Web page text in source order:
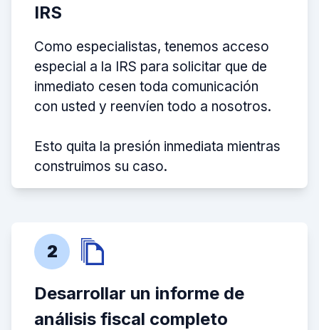
IRS
Como especialistas, tenemos acceso
especial a la IRS para solicitar que de
inmediato cesen toda comunicación
con usted y reenvíen todo a nosotros.
Esto quita la presión inmediata mientras
construimos su caso.
2
Desarrollar un informe de
análisis fiscal completo